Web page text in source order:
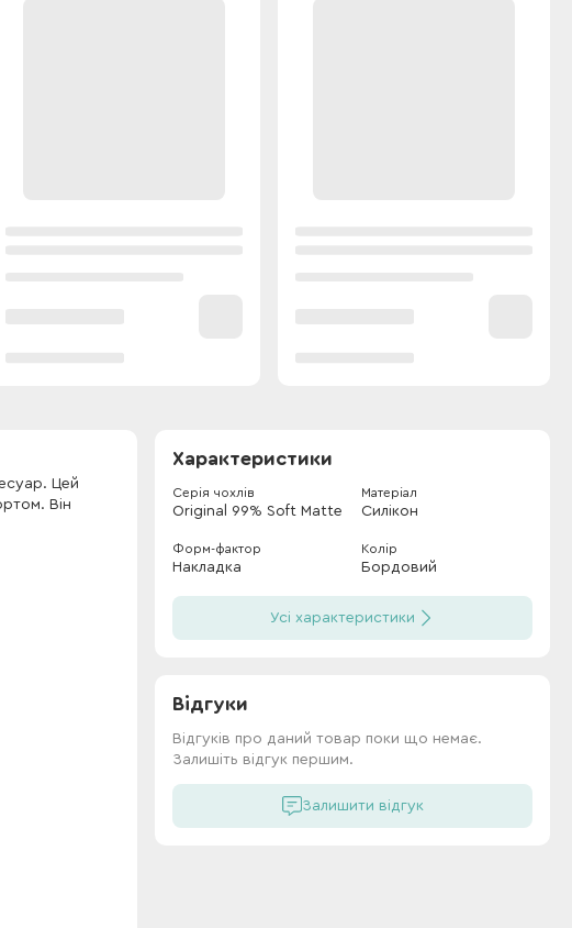
Цей
Він
Характеристики
Серія чохлів
Original 99% Soft Matte
Матеріал
Силікон
Форм-фактор
Накладка
Колір
Бордовий
Усі характеристики
Відгуки
Відгуків про даний товар поки що немає.
Залишіть відгук першим.
Залишити відгук